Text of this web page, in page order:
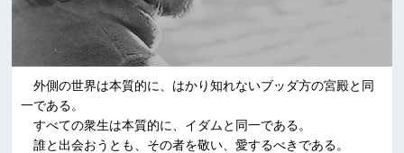
外側の世界は本質的に、はかり知れないブッダ方の宮殿と同
一である。
すべての衆生は本質的に、イダムと同一である。
誰と出会おうとも、その者を敬い、愛するべきである。